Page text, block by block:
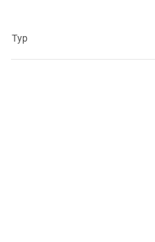
Typ